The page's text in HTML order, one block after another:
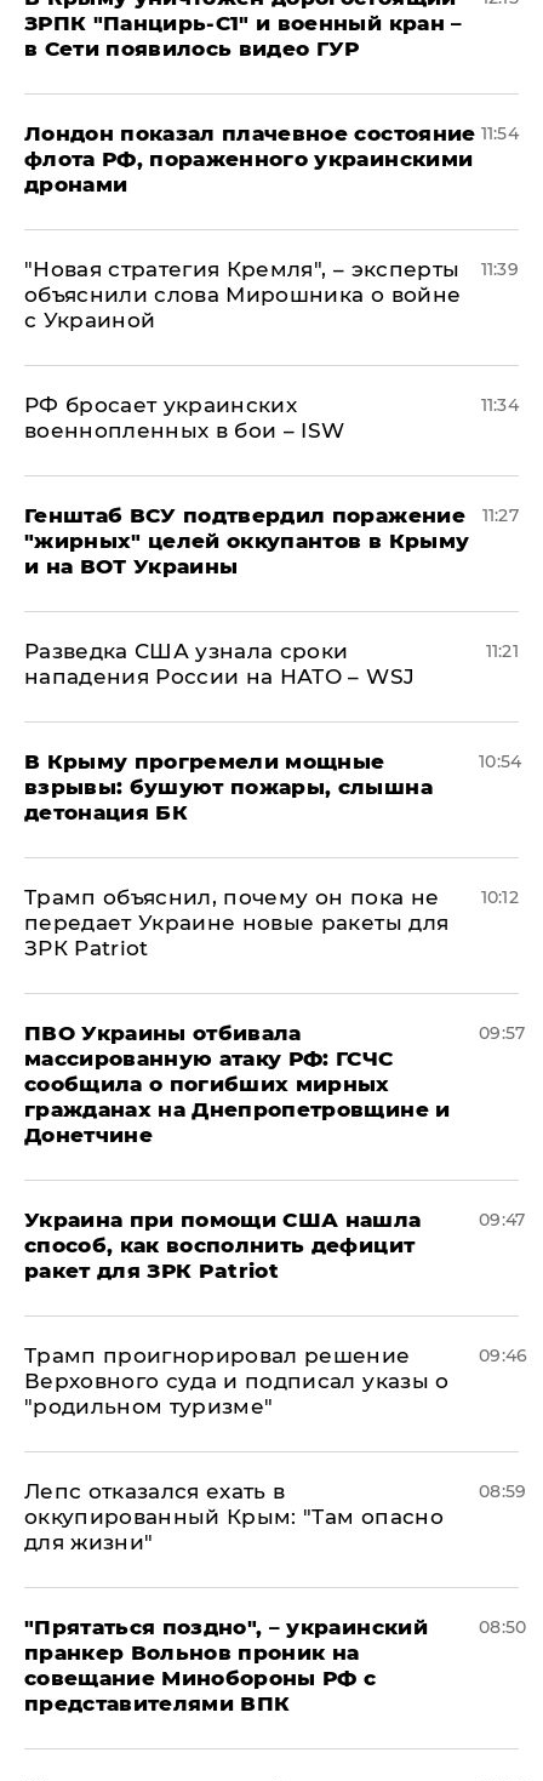
ЗРПК "Панцирь-С1" и военный кран –
в Сети появилось видео ГУР
Лондон показал плачевное состояние
флота РФ, пораженного украинскими
дронами
11:54
"Новая стратегия Кремля", – эксперты
объяснили слова Мирошника о войне
с Украиной
11:39
РФ бросает украинских
военнопленных в бои – ISW
11:34
Генштаб ВСУ подтвердил поражение
"жирных" целей оккупантов в Крыму
и на ВОТ Украины
11:27
Разведка США узнала сроки
нападения России на НАТО – WSJ
11:21
В Крыму прогремели мощные
взрывы: бушуют пожары, слышна
детонация БК
10:54
Трамп объяснил, почему он пока не
передает Украине новые ракеты для
ЗРК Patriot
10:12
ПВО Украины отбивала
массированную атаку РФ: ГСЧС
сообщила о погибших мирных
гражданах на Днепропетровщине и
Донетчине
09:57
Украина при помощи США нашла
способ, как восполнить дефицит
ракет для ЗРК Patriot
09:47
Трамп проигнорировал решение
Верховного суда и подписал указы о
"родильном туризме"
09:46
Лепс отказался ехать в
оккупированный Крым: "Там опасно
для жизни"
08:59
"Прятаться поздно", – украинский
пранкер Вольнов проник на
совещание Минобороны РФ с
представителями ВПК
08:50